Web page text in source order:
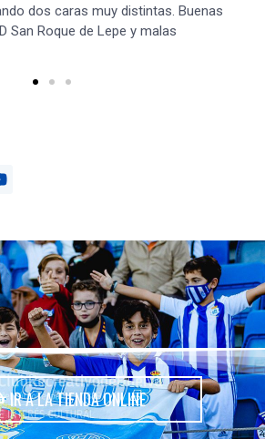
dos caras muy distintas. Buenas
San Roque de Lepe y malas
IR A LA TIENDA ONLINE